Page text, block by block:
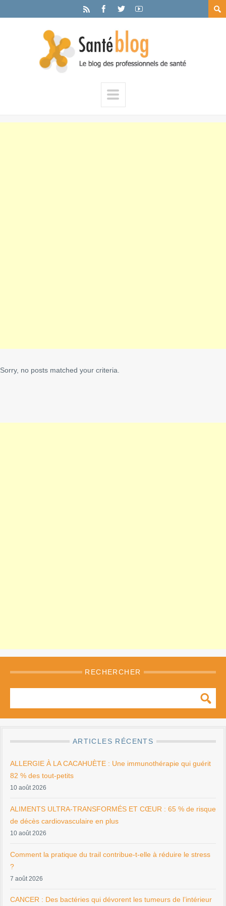
Sorry, no posts matched your criteria.
RECHERCHER
ARTICLES RÉCENTS
ALLERGIE À LA CACAHUÈTE : Une immunothérapie qui guérit
82 % des tout-petits
10 août 2026
ALIMENTS ULTRA-TRANSFORMÉS ET CŒUR : 65 % de risque
de décès cardiovasculaire en plus
10 août 2026
Comment la pratique du trail contribue-t-elle à réduire le stress
?
7 août 2026
CANCER : Des bactéries qui dévorent les tumeurs de l’intérieur